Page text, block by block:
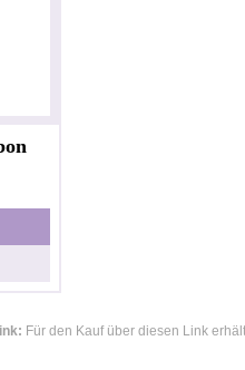
Für den Kauf über diesen Link